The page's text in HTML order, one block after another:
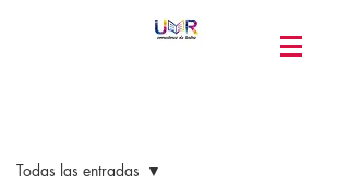
Todas las entradas